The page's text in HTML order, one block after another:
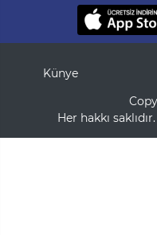
Künye
Her hakkı